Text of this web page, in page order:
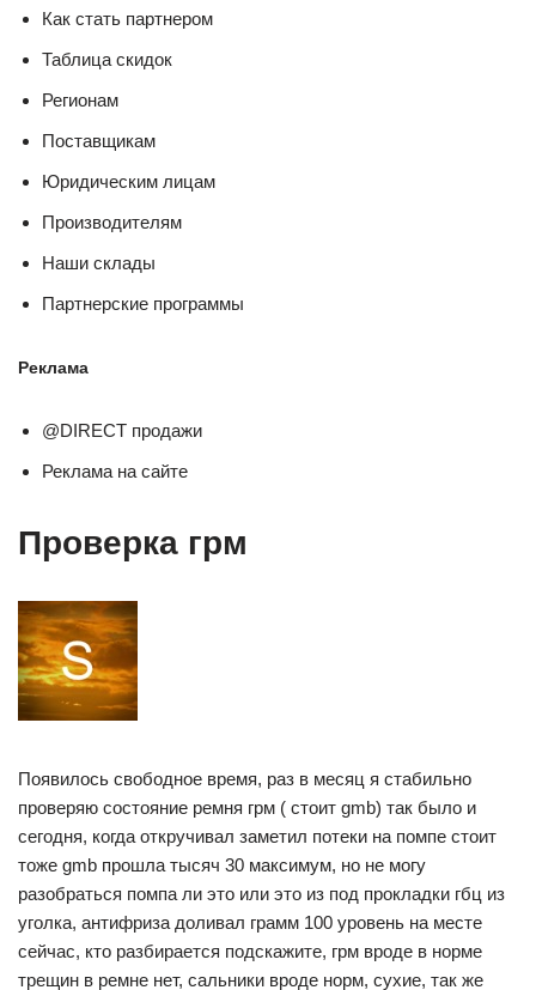
Как стать партнером
Таблица скидок
Регионам
Поставщикам
Юридическим лицам
Производителям
Наши склады
Партнерские программы
Реклама
@DIRECT продажи
Реклама на сайте
Проверка грм
Появилось свободное время, раз в месяц я стабильно
проверяю состояние ремня грм ( стоит gmb) так было и
сегодня, когда откручивал заметил потеки на помпе стоит
тоже gmb прошла тысяч 30 максимум, но не могу
разобраться помпа ли это или это из под прокладки гбц из
уголка, антифриза доливал грамм 100 уровень на месте
сейчас, кто разбирается подскажите, грм вроде в норме
трещин в ремне нет, сальники вроде норм, сухие, так же